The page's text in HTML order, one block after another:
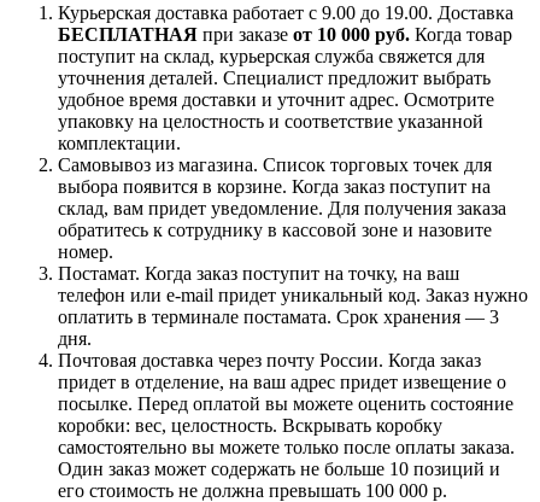
Курьерская доставка работает с 9.00 до 19.00. Доставка
БЕСПЛАТНАЯ при заказе от 10 000 руб. Когда товар
поступит на склад, курьерская служба свяжется для
уточнения деталей. Специалист предложит выбрать
удобное время доставки и уточнит адрес. Осмотрите
упаковку на целостность и соответствие указанной
комплектации.
Самовывоз из магазина. Список торговых точек для
выбора появится в корзине. Когда заказ поступит на
склад, вам придет уведомление. Для получения заказа
обратитесь к сотруднику в кассовой зоне и назовите
номер.
Постамат. Когда заказ поступит на точку, на ваш
телефон или e-mail придет уникальный код. Заказ нужно
оплатить в терминале постамата. Срок хранения — 3
дня.
Почтовая доставка через почту России. Когда заказ
придет в отделение, на ваш адрес придет извещение о
посылке. Перед оплатой вы можете оценить состояние
коробки: вес, целостность. Вскрывать коробку
самостоятельно вы можете только после оплаты заказа.
Один заказ может содержать не больше 10 позиций и
его стоимость не должна превышать 100 000 р.